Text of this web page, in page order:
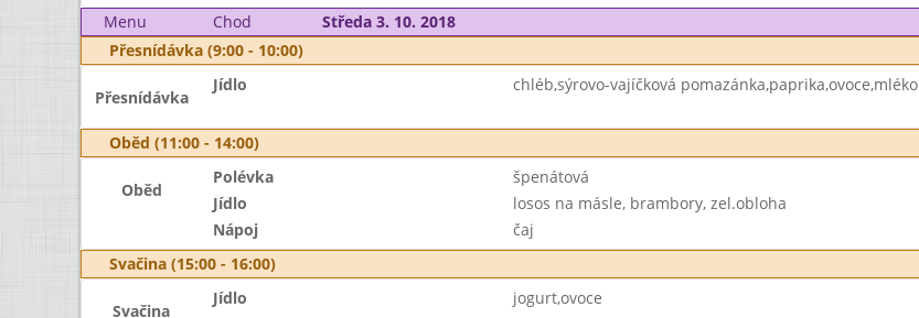
Menu Chod Středa 3. 10. 2018
Přesnídávka (9:00 - 10:00)
Přesnídávka
Jídlo chléb,sýrovo-vajíčková pomazánka,paprika,ovoce,mléko
Oběd (11:00 - 14:00)
Oběd
Polévka špenátová
Jídlo
losos na másle, brambory, zel.obloha
Nápoj
čaj
Svačina (15:00 - 16:00)
Svačina
Jídlo jogurt,ovoce